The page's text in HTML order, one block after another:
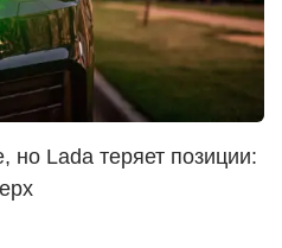
но Lada теряет позиции: